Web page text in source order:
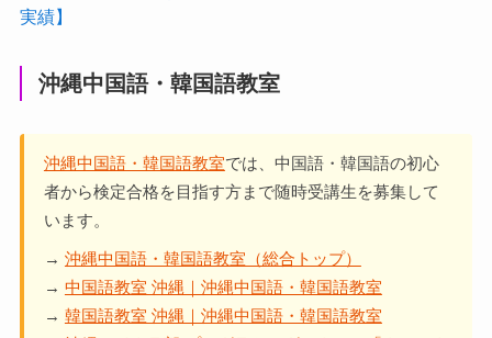
実績】
沖縄中国語・韓国語教室
沖縄中国語・韓国語教室では、中国語・韓国語の初心
者から検定合格を目指す方まで随時受講生を募集して
います。
→ 沖縄中国語・韓国語教室（総合トップ）
→ 中国語教室 沖縄｜沖縄中国語・韓国語教室
→ 韓国語教室 沖縄｜沖縄中国語・韓国語教室